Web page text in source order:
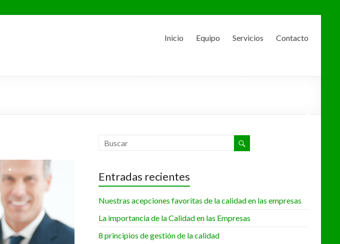
Inicio Equipo Servicios Contacto
Entradas recientes
Nuestras acepciones favoritas de la calidad en las empresas
La importancia de la Calidad en las Empresas
8 principios de gestión de la calidad